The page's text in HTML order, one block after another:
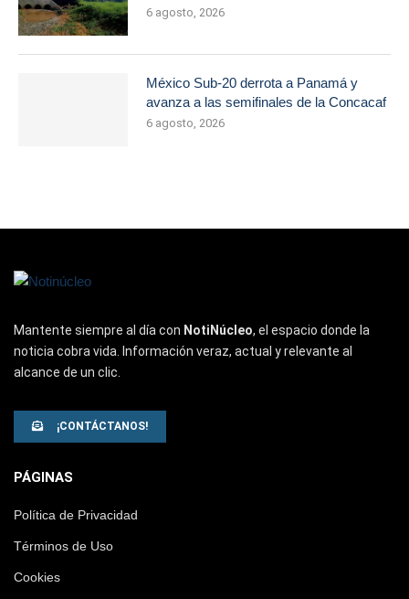
6 agosto, 2026
México Sub-20 derrota a Panamá y
avanza a las semifinales de la Concacaf
6 agosto, 2026
Mantente siempre al día con NotiNúcleo, el espacio donde la
noticia cobra vida. Información veraz, actual y relevante al
alcance de un clic.
¡CONTÁCTANOS!
PÁGINAS
Política de Privacidad
Términos de Uso
Cookies